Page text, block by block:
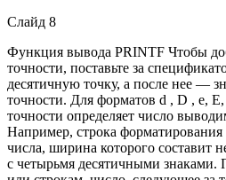
Слайд 8
Функция вывода PRINTF Чтобы
точности, поставьте за
десятичную точку, а после нее —
точности. Для форматов d , D , е,
точности определяет число
Например, строка
числа, ширина которого составит
с четырьмя десятичными